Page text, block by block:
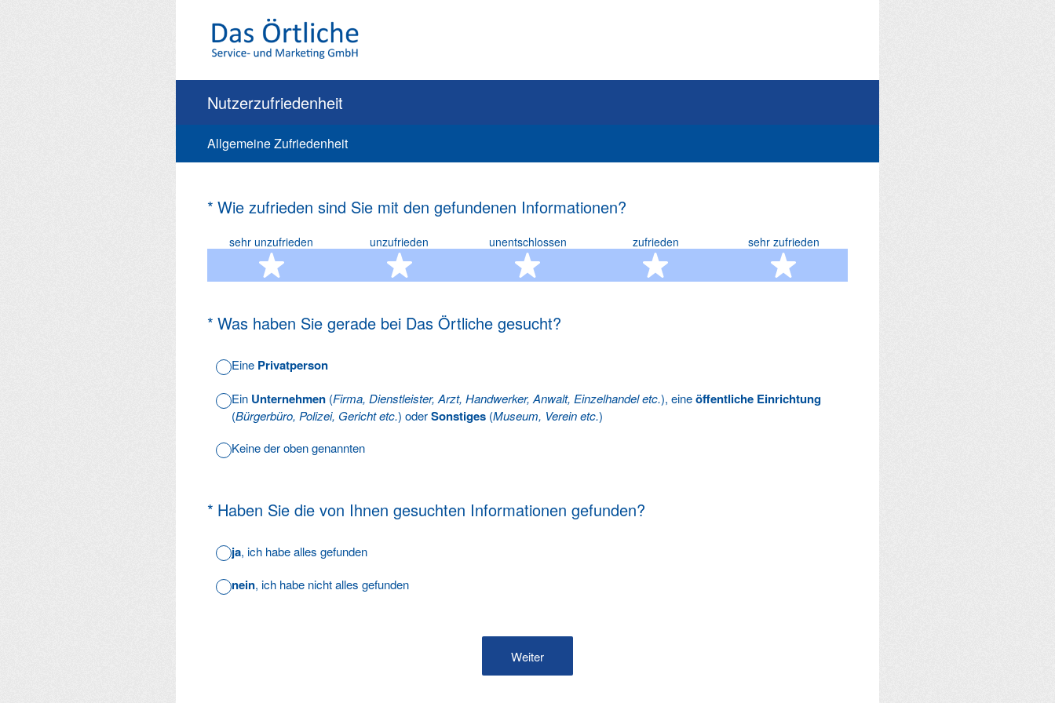
Nutzerzufriedenheit
Allgemeine Zufriedenheit
* Wie zufrieden sind Sie mit den gefundenen Informationen?
(Erforderlich.)
sehr unzufrieden
1 Stern
unzufrieden
2 Sterne
unentschlossen
3 Sterne
zufrieden
4 Sterne
sehr zufrieden
5 Sterne
* Was haben Sie gerade bei Das Örtliche gesucht?
(Erforderlich.)
Eine Privatperson
Ein Unternehmen (Firma, Dienstleister, Arzt, Handwerker, Anwalt, Einzelhandel etc.), eineöffentliche Einrichtung
(Bürgerbüro, Polizei, Gericht etc.) oderSonstiges (Museum, Verein etc.)
Keine der oben genannten
* Haben Sie die von Ihnen gesuchten Informationen gefunden?
(Erforderlich.)
ja, ich habe alles gefunden
nein, ich habe nicht alles gefunden
Weiter